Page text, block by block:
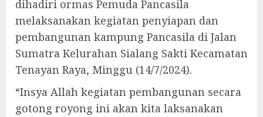
dihadiri ormas Pemuda Pancasila
melaksanakan kegiatan penyiapan dan
pembangunan kampung Pancasila di Jalan
Sumatra Kelurahan Sialang Sakti Kecamatan
Tenayan Raya, Minggu (14/7/2024).
“Insya Allah kegiatan pembangunan secara
gotong royong ini akan kita laksanakan